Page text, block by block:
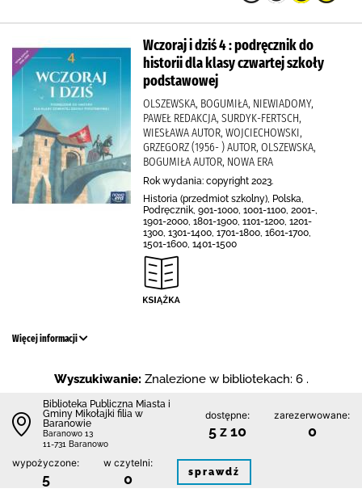
Wczoraj i dziś 4 : podręcznik do
historii dla klasy czwartej szkoły
podstawowej
OLSZEWSKA, BOGUMIŁA, NIEWIADOMY,
PAWEŁ REDAKCJA, SURDYK-FERTSCH,
WIESŁAWA AUTOR, WOJCIECHOWSKI,
GRZEGORZ (1956- ) AUTOR, OLSZEWSKA,
BOGUMIŁA AUTOR, NOWA ERA
Rok wydania: copyright 2023.
Historia (przedmiot szkolny), Polska,
Podręcznik, 901-1000, 1001-1100, 2001-,
1901-2000, 1801-1900, 1101-1200, 1201-
1300, 1301-1400, 1701-1800, 1601-1700,
1501-1600, 1401-1500
Więcej informacji
Wyszukiwanie: Znalezione w bibliotekach: 6 .
Biblioteka Publiczna Miasta i
Gminy Mikołajki filia w
Baranowie
Baranowo 13
11-731 Baranowo
dostępne:
5 z 10
zarezerwowane:
0
wypożyczone:
5
w czytelni:
0 sprawdź